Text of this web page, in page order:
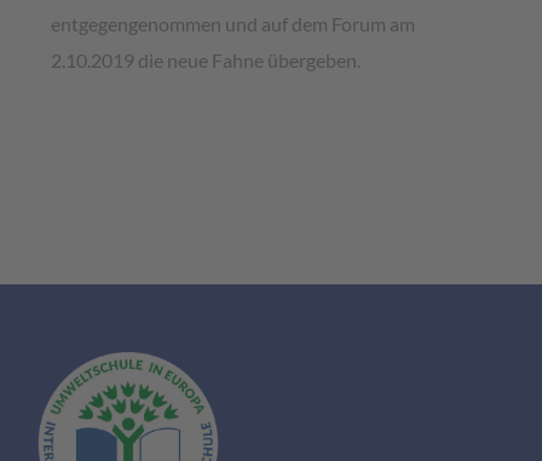
entgegengenommen und auf dem Forum am
2.10.2019 die neue Fahne übergeben.